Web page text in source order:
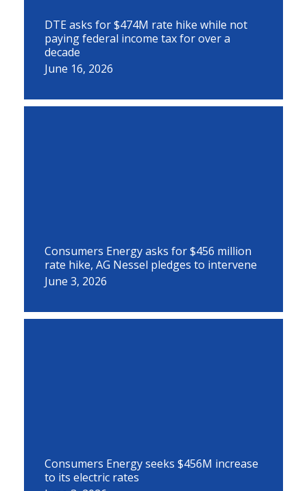
DTE asks for $474M rate hike while not
paying federal income tax for over a
decade
June 16, 2026
Consumers Energy asks for $456 million
rate hike, AG Nessel pledges to intervene
June 3, 2026
Consumers Energy seeks $456M increase
to its electric rates